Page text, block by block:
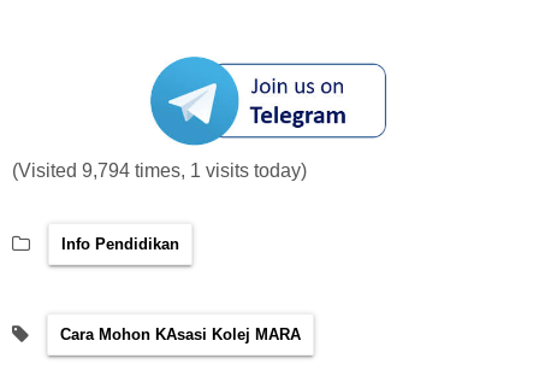
(Visited 9,794 times, 1 visits today)
Info Pendidikan
Cara Mohon KAsasi Kolej MARA